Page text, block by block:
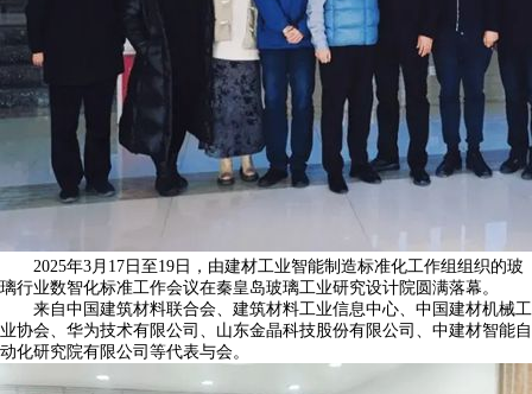
2025年3月17日至19日，由建材工业智能制造标准化工作组组织的玻
璃行业数智化标准工作会议在秦皇岛玻璃工业研究设计院圆满落幕。
来自中国建筑材料联合会、建筑材料工业信息中心、中国建材机械工
业协会、华为技术有限公司、山东金晶科技股份有限公司、中建材智能自
动化研究院有限公司等代表与会。